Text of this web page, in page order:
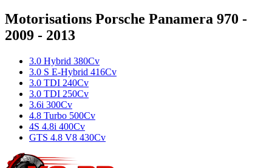
Motorisations Porsche Panamera 970 -
2009 - 2013
3.0 Hybrid 380Cv
3.0 S E-Hybrid 416Cv
3.0 TDI 240Cv
3.0 TDI 250Cv
3.6i 300Cv
4.8 Turbo 500Cv
4S 4.8i 400Cv
GTS 4.8 V8 430Cv